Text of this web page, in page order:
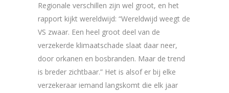
Regionale verschillen zijn wel groot, en het
rapport kijkt wereldwijd: “Wereldwijd weegt de
VS zwaar. Een heel groot deel van de
verzekerde klimaatschade slaat daar neer,
door orkanen en bosbranden. Maar de trend
is breder zichtbaar.” Het is alsof er bij elke
verzekeraar iemand langskomt die elk jaar